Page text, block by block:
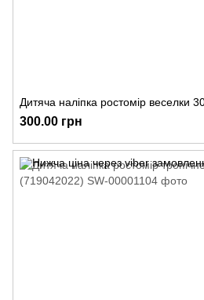
Дитяча наліпка ростомір веселки
300.00 грн